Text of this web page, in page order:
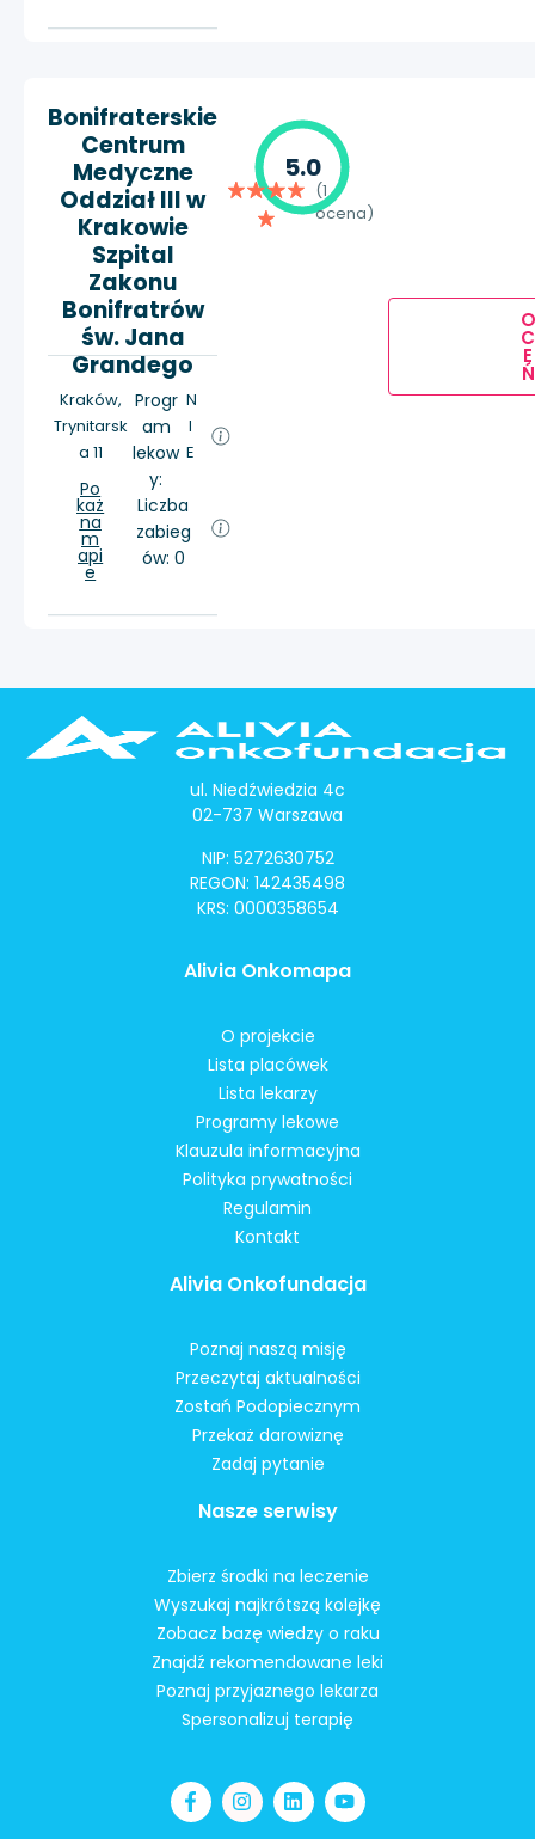
Bonifraterskie
Centrum
Medyczne
Oddział III w
Krakowie
Szpital
Zakonu
Bonifratrów
św. Jana
Grandego
Kraków,
Trynitarsk
a 11
Po
każ
na
m
api
e
Progr
am
lekow
y:
N
I
E
Liczba
zabieg
ów: 0
5.0
(1
ocena)
O
C
E
Ń
ul. Niedźwiedzia 4c
02-737 Warszawa
NIP: 5272630752
REGON: 142435498
KRS: 0000358654
Alivia Onkomapa
O projekcie
Lista placówek
Lista lekarzy
Programy lekowe
Klauzula informacyjna
Polityka prywatności
Regulamin
Kontakt
Alivia Onkofundacja
Poznaj naszą misję
Przeczytaj aktualności
Zostań Podopiecznym
Przekaż darowiznę
Zadaj pytanie
Nasze serwisy
Zbierz środki na leczenie
Wyszukaj najkrótszą kolejkę
Zobacz bazę wiedzy o raku
Znajdź rekomendowane leki
Poznaj przyjaznego lekarza
Spersonalizuj terapię